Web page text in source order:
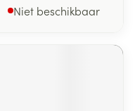
Niet beschikbaar